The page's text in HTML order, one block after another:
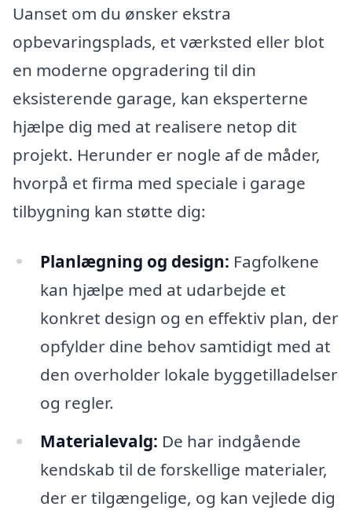
Uanset om du ønsker ekstra
opbevaringsplads, et værksted eller blot
en moderne opgradering til din
eksisterende garage, kan eksperterne
hjælpe dig med at realisere netop dit
projekt. Herunder er nogle af de måder,
hvorpå et firma med speciale i garage
tilbygning kan støtte dig:
Planlægning og design: Fagfolkene
kan hjælpe med at udarbejde et
konkret design og en effektiv plan, der
opfylder dine behov samtidigt med at
den overholder lokale byggetilladelser
og regler.
Materialevalg: De har indgående
kendskab til de forskellige materialer,
der er tilgængelige, og kan vejlede dig